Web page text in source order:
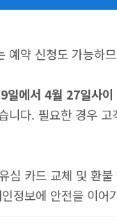
예약 신청도 가능하
일에서 4월 27일사이
니다. 필요한 경우
심 카드 교체 및 환
정보에 안전을 이어